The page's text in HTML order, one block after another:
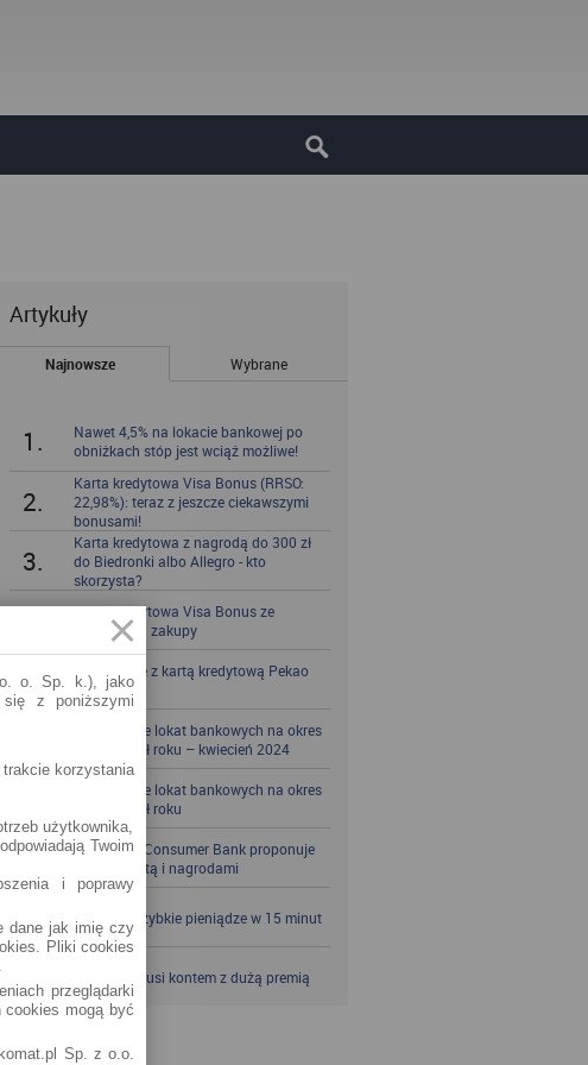
Artykuły
Najnowsze Wybrane
1.
Nawet 4,5% na lokacie bankowej po
obniżkach stóp jest wciąż możliwe!
2.
Karta kredytowa Visa Bonus (RRSO:
22,98%): teraz z jeszcze ciekawszymi
bonusami!
3.
Karta kredytowa z nagrodą do 300 zł
do Biedronki albo Allegro - kto
skorzysta?
Karta kredytowa Visa Bonus ze
zwrotem za zakupy
5.
Zbieraj mile z kartą kredytową Pekao
S.A.
Porównanie lokat bankowych na okres
powyżej pół roku – kwiecień 2024
Porównanie lokat bankowych na okres
powyżej pół roku
8.
Santander Consumer Bank proponuje
jesień z kartą i nagrodami
9. SKOK po szybkie pieniądze w 15 minut
10. VeloBank kusi kontem z dużą premią
o. o. Sp. k.), jako
się z poniższymi
trakcie korzystania
użytkownika,
Twoim
i poprawy
dane jak imię czy
Pliki cookies
przeglądarki
cookies mogą być
Sp. z o.o.